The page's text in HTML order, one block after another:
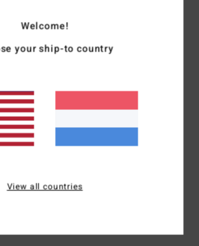
4.7
5/5
Welcome!
your ship-to country
View all countries